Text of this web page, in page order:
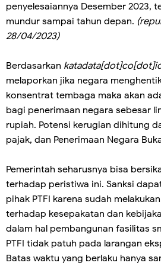
penyelesaiannya Desember 2023,
mundur sampai tahun depan.
28/04/2023)
Berdasarkan
melaporkan jika negara
konsentrat tembaga maka akan
bagi penerimaan negara sebesar
rupiah. Potensi kerugian dihitung
pajak, dan Penerimaan Negara
Pemerintah seharusnya bisa
terhadap peristiwa ini. Sanksi
pihak PTFI karena sudah
terhadap kesepakatan dan
dalam hal pembangunan fasilitas
PTFI tidak patuh pada larangan
Batas waktu yang berlaku hanya